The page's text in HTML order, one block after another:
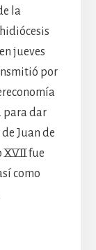
la
jueves
por
para dar
Juan de
XVII fue
como